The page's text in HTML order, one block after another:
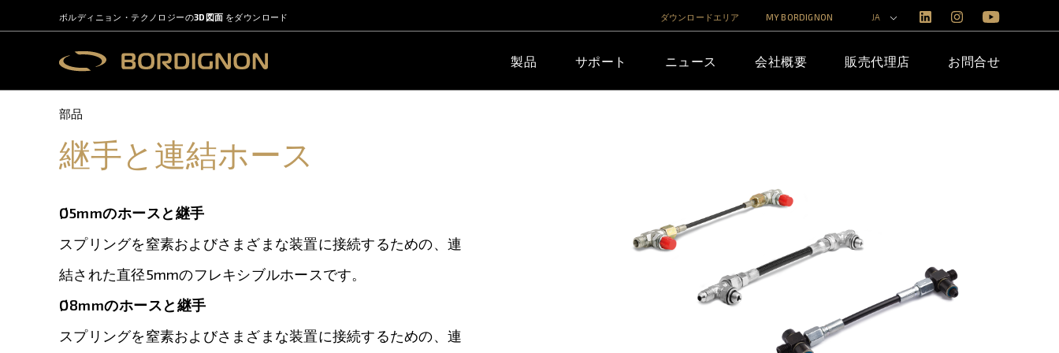
ボルディニョン・テクノロジーの3D図面 をダウンロード ダウンロードエリア MY BORDIGNON JA
製品 サポート ニュース 会社概要 販売代理店 お問合せ
部品
継手と連結ホース
Ø5mmのホースと継手
スプリングを窒素およびさまざまな装置に接続するための、連
結された直径5mmのフレキシブルホースです。
Ø8mmのホースと継手
スプリングを窒素およびさまざまな装置に接続するための、連